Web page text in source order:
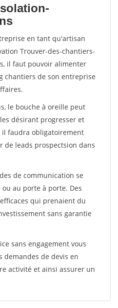
en tant qu'artisan
Trouver-des-chantiers-
il faut pouvoir alimenter
chantiers de son entreprise
le bouche à oreille peut
désirant progresser et
faudra obligatoirement
de leads prospectsion dans
de communication se
au porte à porte. Des
qui prenaient du
sans garantie
sans engagement vous
demandes de devis en
activité et ainsi assurer un